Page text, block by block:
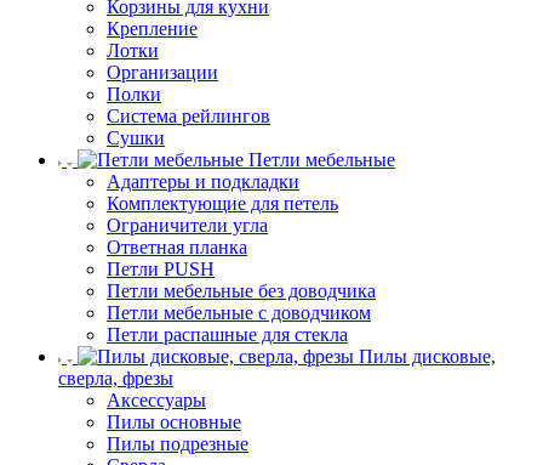
Корзины для кухни
Крепление
Лотки
Организации
Полки
Система рейлингов
Сушки
Петли мебельные
Адаптеры и подкладки
Комплектующие для петель
Ограничители угла
Ответная планка
Петли PUSH
Петли мебельные без доводчика
Петли мебельные с доводчиком
Петли распашные для стекла
Пилы дисковые,
сверла, фрезы
Аксессуары
Пилы основные
Пилы подрезные